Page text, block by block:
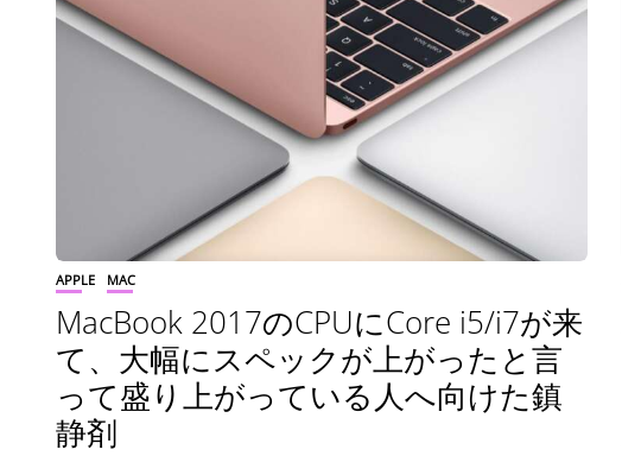
APPLE MAC
MacBook 2017のCPUにCore i5/i7が来
て、大幅にスペックが上がったと言
って盛り上がっている人へ向けた鎮
静剤